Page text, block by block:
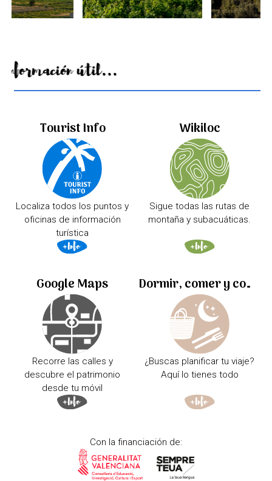
Información útil...
Tourist Info
Localiza todos los puntos y
oficinas de información
turística
Wikiloc
Sigue todas las rutas de
montaña y subacuáticas.
Google Maps
Recorre las calles y
descubre el patrimonio
desde tu móvil
Dormir, comer y comprar
¿Buscas planificar tu viaje?
Aquí lo tienes todo
Con la financiación de: